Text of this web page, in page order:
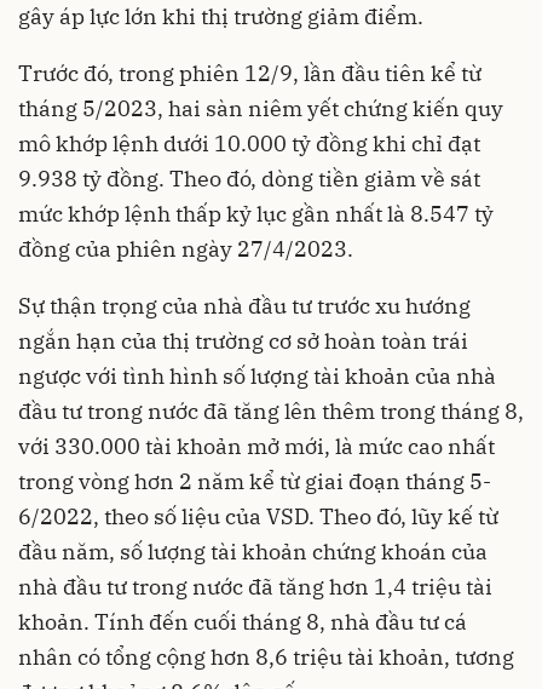
gây áp lực lớn khi thị trường giảm điểm.
Trước đó, trong phiên 12/9, lần đầu tiên kể từ
tháng 5/2023, hai sàn niêm yết chứng kiến quy
mô khớp lệnh dưới 10.000 tỷ đồng khi chỉ đạt
9.938 tỷ đồng. Theo đó, dòng tiền giảm về sát
mức khớp lệnh thấp kỷ lục gần nhất là 8.547 tỷ
đồng của phiên ngày 27/4/2023.
Sự thận trọng của nhà đầu tư trước xu hướng
ngắn hạn của thị trường cơ sở hoàn toàn trái
ngược với tình hình số lượng tài khoản của nhà
đầu tư trong nước đã tăng lên thêm trong tháng 8,
với 330.000 tài khoản mở mới, là mức cao nhất
trong vòng hơn 2 năm kể từ giai đoạn tháng 5-
6/2022, theo số liệu của VSD. Theo đó, lũy kế từ
đầu năm, số lượng tài khoản chứng khoán của
nhà đầu tư trong nước đã tăng hơn 1,4 triệu tài
khoản. Tính đến cuối tháng 8, nhà đầu tư cá
nhân có tổng cộng hơn 8,6 triệu tài khoản, tương